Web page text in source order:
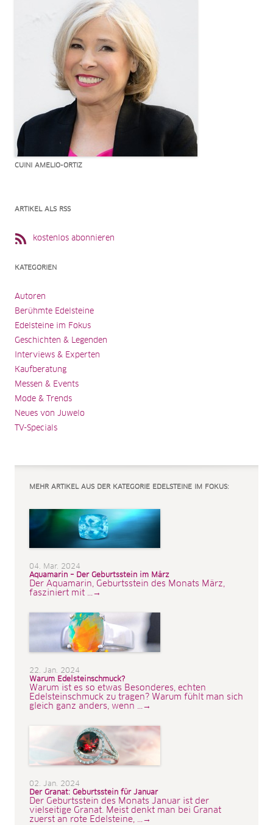
CUINI AMELIO-ORTIZ
ARTIKEL ALS RSS
kostenlos abonnieren
KATEGORIEN
Autoren
Berühmte Edelsteine
Edelsteine im Fokus
Geschichten & Legenden
Interviews & Experten
Kaufberatung
Messen & Events
Mode & Trends
Neues von Juwelo
TV-Specials
MEHR ARTIKEL AUS DER KATEGORIE EDELSTEINE IM FOKUS:
04. Mar. 2024
Aquamarin – Der Geburtsstein im März
Der Aquamarin, Geburtsstein des Monats März,
fasziniert mit ...→
22. Jan. 2024
Warum Edelsteinschmuck?
Warum ist es so etwas Besonderes, echten
Edelsteinschmuck zu tragen? Warum fühlt man sich
gleich ganz anders, wenn ...→
02. Jan. 2024
Der Granat: Geburtsstein für Januar
Der Geburtsstein des Monats Januar ist der
vielseitige Granat. Meist denkt man bei Granat
zuerst an rote Edelsteine, ...→